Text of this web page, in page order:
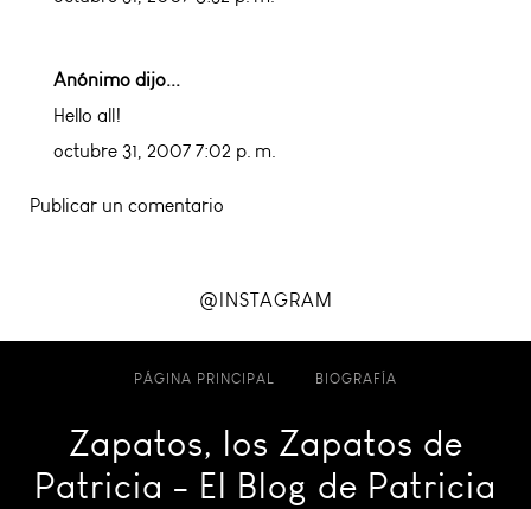
Anónimo dijo...
Hello all!
octubre 31, 2007 7:02 p. m.
Publicar un comentario
@INSTAGRAM
PÁGINA PRINCIPAL BIOGRAFÍA
Zapatos, los Zapatos de
Patricia - El Blog de Patricia